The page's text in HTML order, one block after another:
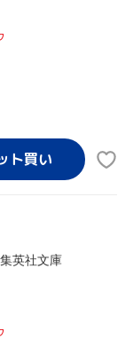
英社文庫